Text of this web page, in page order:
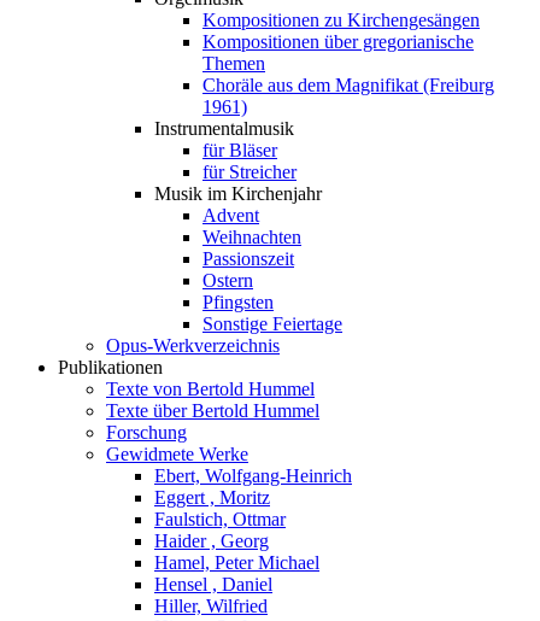
Kompositionen zu Kirchengesängen
Kompositionen über gregorianische
Themen
Choräle aus dem Magnifikat (Freiburg
1961)
Instrumentalmusik
für Bläser
für Streicher
Musik im Kirchenjahr
Advent
Weihnachten
Passionszeit
Ostern
Pfingsten
Sonstige Feiertage
Opus-Werkverzeichnis
Publikationen
Texte von Bertold Hummel
Texte über Bertold Hummel
Forschung
Gewidmete Werke
Ebert, Wolfgang-Heinrich
Eggert , Moritz
Faulstich, Ottmar
Haider , Georg
Hamel, Peter Michael
Hensel , Daniel
Hiller, Wilfried